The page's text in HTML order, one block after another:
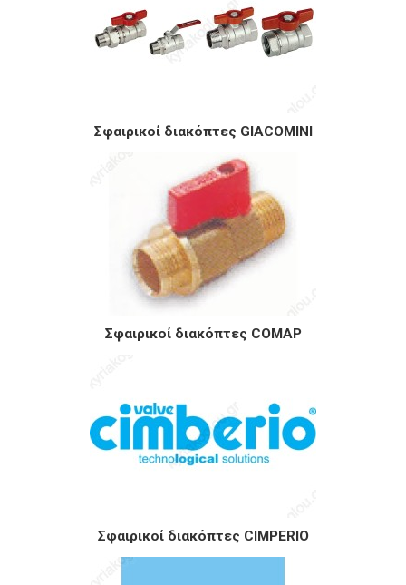
Σφαιρικοί διακόπτες GIACOMINI
Σφαιρικοί διακόπτες COMAP
Σφαιρικοί διακόπτες CIMPERIO